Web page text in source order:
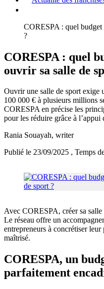
CORESPA : quel
?
CORESPA : quel
ouvrir sa salle de
Ouvrir une salle de sport exige
100 000 € à plusieurs millions
CORESPA en précise les
pour les réduire grâce à l’appui
Rania Souayah, writer
Publié le 23/09/2025 , Temps
Avec CORESPA, créer sa
Le réseau offre un
entrepreneurs à concrétiser
maîtrisé.
CORESPA, un
parfaitement